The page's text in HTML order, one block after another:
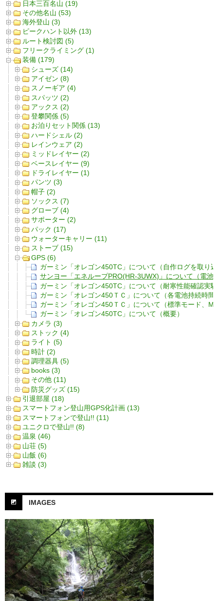
日本三百名山 (19)
その他名山 (53)
海外登山 (3)
ピークハント以外 (13)
ルート検討図 (5)
フリークライミング (1)
装備 (179)
シューズ (14)
アイゼン (8)
スノーギア (4)
スパッツ (2)
アックス (2)
登攀関係 (5)
お泊りセット関係 (13)
ハードシェル (2)
レインウェア (2)
ミッドレイヤー (2)
ベースレイヤー (9)
ドライレイヤー (1)
パンツ (3)
帽子 (2)
ソックス (7)
グローブ (4)
サポーター (2)
パック (17)
ウォーターキャリー (11)
ストーブ (15)
GPS (6)
ガーミン「オレゴン450TC」について（自作ログを取り
サンヨー「エネループPRO(HR-3UWX)」について（電池
ガーミン「オレゴン450TC」について（耐寒性能確認実
ガーミン「オレゴン450ＴＣ」について（各電池持続時間
ガーミン「オレゴン450ＴＣ」について（標準モード、
ガーミン「オレゴン450TC」について（概要）
カメラ (3)
ストック (4)
ライト (5)
時計 (2)
調理器具 (5)
books (3)
その他 (11)
防災グッズ (15)
引退部屋 (18)
スマートフォン登山用GPS化計画 (13)
スマートフォンで登山!! (11)
ユニクロで登山!! (8)
温泉 (46)
山荘 (5)
山飯 (6)
雑談 (3)
IMAGES